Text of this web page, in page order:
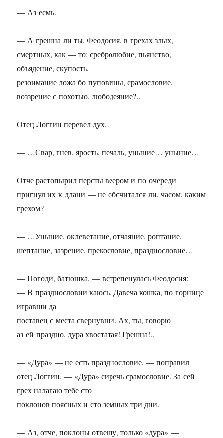
— Аз есмь.
— А грешна ли ты, Феодосия, в грехах злых,
смертных, как — то: сребролюбие, пьянство,
объядение, скупость,
резоимание ложа бо пуповины, срамословие,
воззрение с похотью, любодеяние?..
Отец Логгин перевел дух.
— …Свар, гнев, ярость, печаль, уныние… уныние…
Отче растопырил персты веером и по очереди
пригнул их к длани — не обсчитался ли, часом, каким
грехом?
— …Уныние, оклеветание, отчаяние, роптание,
шептание, зазрение, прекословие, празднословие…
— Погоди, батюшка, — встрепенулась Феодосия:
— В празднословии каюсь. Давеча кошка, по горнице
игравши да
поставец с места свернувши. Ах, ты, говорю
аз ей праздно, дура хвостатая! Грешна!..
— «Дура» — не есть празднословие, — поправил
отец Логгин. — «Дура» сиречь срамословие. За сей
грех налагаю тебе сто
поклонов поясных и сто земных три дни.
— Аз, отче, поклоны отвешу, только «дура» —